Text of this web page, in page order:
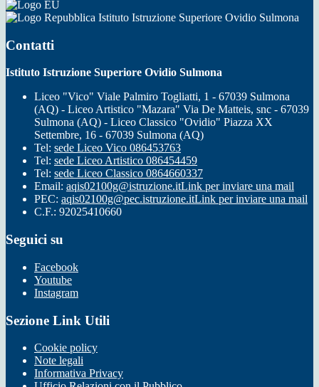
Istituto Istruzione Superiore Ovidio Sulmona
Contatti
Istituto Istruzione Superiore Ovidio Sulmona
Liceo "Vico" Viale Palmiro Togliatti, 1 - 67039 Sulmona
(AQ) - Liceo Artistico "Mazara" Via De Matteis, snc - 67039
Sulmona (AQ) - Liceo Classico "Ovidio" Piazza XX
Settembre, 16 - 67039 Sulmona (AQ)
Tel: sede Liceo Vico 086453763
Tel: sede Liceo Artistico 086454459
Tel: sede Liceo Classico 0864660337
Email: aqis02100g@istruzione.itLink per inviare una mail
PEC: aqis02100g@pec.istruzione.itLink per inviare una mail
C.F.: 92025410660
Seguici su
Facebook
Youtube
Instagram
Sezione Link Utili
Cookie policy
Note legali
Informativa Privacy